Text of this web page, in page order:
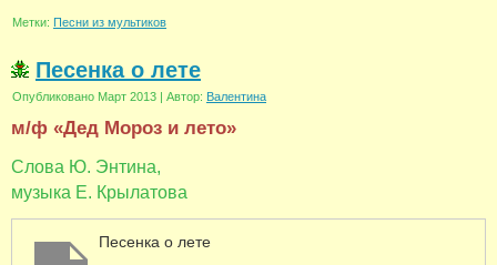
Метки: Песни из мультиков
Песенка о лете
Опубликовано Март 2013 | Автор: Валентина
м/ф «Дед Мороз и лето»
Слова Ю. Энтина,
музыка Е. Крылатова
Песенка о лете